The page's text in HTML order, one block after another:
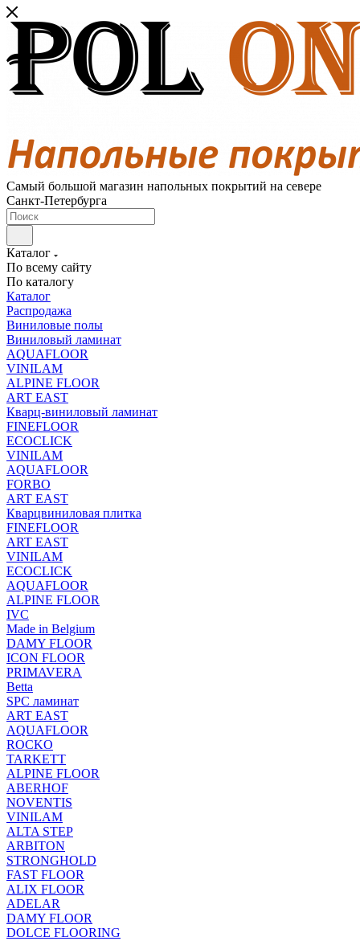
Самый большой магазин напольных покрытий на севере
Санкт-Петербурга
Каталог
По всему сайту
По каталогу
Каталог
Распродажа
Виниловые полы
Виниловый ламинат
AQUAFLOOR
VINILAM
ALPINE FLOOR
ART EAST
Кварц-виниловый ламинат
FINEFLOOR
ECOCLICK
VINILAM
AQUAFLOOR
FORBO
ART EAST
Кварцвиниловая плитка
FINEFLOOR
ART EAST
VINILAM
ECOCLICK
AQUAFLOOR
ALPINE FLOOR
IVC
Made in Belgium
DAMY FLOOR
ICON FLOOR
PRIMAVERA
Betta
SPC ламинат
ART EAST
AQUAFLOOR
ROCKO
TARKETT
ALPINE FLOOR
ABERHOF
NOVENTIS
VINILAM
ALTA STEP
ARBITON
STRONGHOLD
FAST FLOOR
ALIX FLOOR
ADELAR
DAMY FLOOR
DOLCE FLOORING